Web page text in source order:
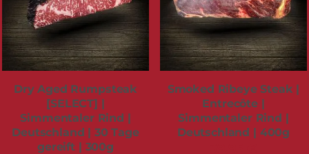
Dry Aged Rumpsteak
[SELECT] |
Simmentaler Rind |
Deutschland | 30 Tage
gereift | 300g
Smoked Ribeye Steak |
Entrecôte |
Simmentaler Rind |
Deutschland | 400g